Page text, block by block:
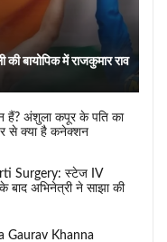
बायोपिक में राजकुमार राव
हैं? अंशुला कपूर के पति का
से क्या है कनेक्शन
Surgery: स्टेज IV
बाद अभिनेत्री ने साझा की
Gaurav Khanna